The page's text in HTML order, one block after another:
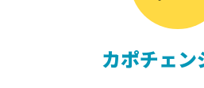
カポチェン